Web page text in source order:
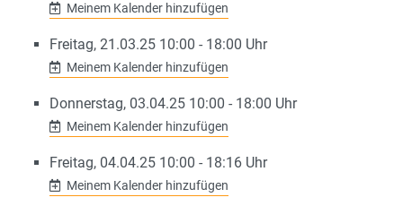
Meinem Kalender hinzufügen
Freitag, 21.03.25 10:00 - 18:00 Uhr
Meinem Kalender hinzufügen
Donnerstag, 03.04.25 10:00 - 18:00 Uhr
Meinem Kalender hinzufügen
Freitag, 04.04.25 10:00 - 18:16 Uhr
Meinem Kalender hinzufügen